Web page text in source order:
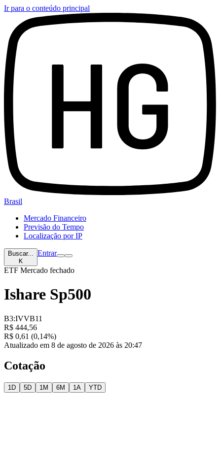
Ir para o conteúdo principal
Brasil
Mercado Financeiro
Previsão do Tempo
Localização por IP
Buscar...
K
Entrar
ETF Mercado fechado
Ishare Sp500
B3:IVVB11
R$ 444,56
R$ 0,61 (0,14%)
Atualizado em 8 de agosto de 2026 às 20:47
Cotação
1D 5D 1M 6M 1A YTD